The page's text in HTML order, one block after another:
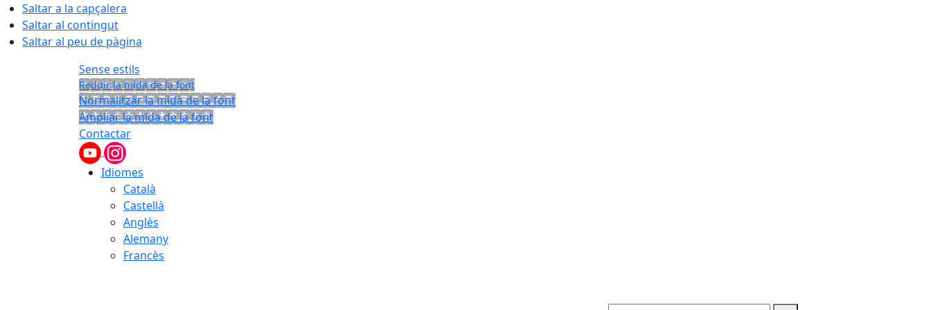
Saltar a la capçalera
Saltar al contingut
Saltar al peu de pàgina
Sense estils
Reduir la mida de la font
Normalitzar la mida de la font
Ampliar la mida de la font
Contactar
Idiomes
Català
Castellà
Anglès
Alemany
Francès